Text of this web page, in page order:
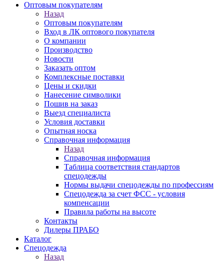
Оптовым покупателям
Назад
Оптовым покупателям
Вход в ЛК оптового покупателя
О компании
Производство
Новости
Заказать оптом
Комплексные поставки
Цены и скидки
Нанесение символики
Пошив на заказ
Выезд специалиста
Условия доставки
Опытная носка
Справочная информация
Назад
Справочная информация
Таблица соответствия стандартов
спецодежды
Нормы выдачи спецодежды по профессиям
Спецодежда за счет ФСС - условия
компенсации
Правила работы на высоте
Контакты
Дилеры ПРАБО
Каталог
Спецодежда
Назад